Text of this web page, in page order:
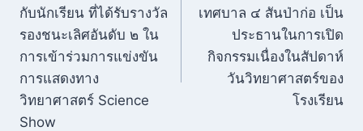
กับนักเรียน ที่ได้รับรางวัล
รองชนะเลิศอันดับ ๒ ใน
การเข้าร่วมการแข่งขัน
การแสดงทาง
วิทยาศาสตร์ Science
Show
เทศบาล ๔ สันป่าก่อ เป็น
ประธานในการเปิด
กิจกรรมเนื่องในสัปดาห์
วันวิทยาศาสตร์ของ
โรงเรียน